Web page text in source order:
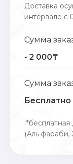
Доставка
интервале с
Сумма
- 2 000₸
Сумма
Бесплатно
*бесплатная
(Аль фараби,